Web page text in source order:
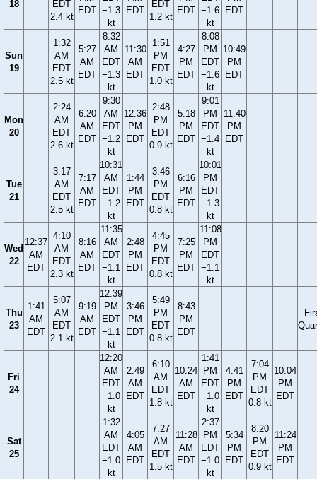
18
EDT
2.4 kt
EDT −1.3
kt
EDT
EDT
1.2 kt
EDT −1.6
kt
EDT
Sun
19
1:32
AM
EDT
2.5 kt
5:27
AM
EDT
8:32
AM
EDT
−1.3
kt
11:30
AM
EDT
1:51
PM
EDT
1.0 kt
4:27
PM
EDT
8:08
PM
EDT
−1.6
kt
10:49
PM
EDT
Mon
20
2:24
AM
EDT
2.6 kt
6:20
AM
EDT
9:30
AM
EDT
−1.2
kt
12:36
PM
EDT
2:48
PM
EDT
0.9 kt
5:18
PM
EDT
9:01
PM
EDT
−1.4
kt
11:40
PM
EDT
Tue
21
3:17
AM
EDT
2.5 kt
7:17
AM
EDT
10:31
AM
EDT
−1.2
kt
1:44
PM
EDT
3:46
PM
EDT
0.8 kt
6:16
PM
EDT
10:01
PM
EDT
−1.3
kt
Wed
22
12:37
AM
EDT
4:10
AM
EDT
2.3 kt
8:16
AM
EDT
11:35
AM
EDT
−1.1
kt
2:48
PM
EDT
4:45
PM
EDT
0.8 kt
7:25
PM
EDT
11:08
PM
EDT
−1.1
kt
Thu
23
1:41
AM
EDT
5:07
AM
EDT
2.1 kt
9:19
AM
EDT
12:39
PM
EDT
−1.1
kt
3:46
PM
EDT
5:49
PM
EDT
0.8 kt
8:43
PM
EDT
Fri
24
12:20
AM
EDT
−1.0
kt
2:49
AM
EDT
6:10
AM
EDT
1.8 kt
10:24
AM
EDT
1:41
PM
EDT
−1.0
kt
4:41
PM
EDT
7:04
PM
EDT
0.8 kt
10:04
PM
EDT
Sat
25
1:32
AM
EDT
−1.0
kt
4:05
AM
EDT
7:27
AM
EDT
1.5 kt
11:28
AM
EDT
2:37
PM
EDT
−1.0
kt
5:34
PM
EDT
8:20
PM
EDT
0.9 kt
11:24
PM
EDT